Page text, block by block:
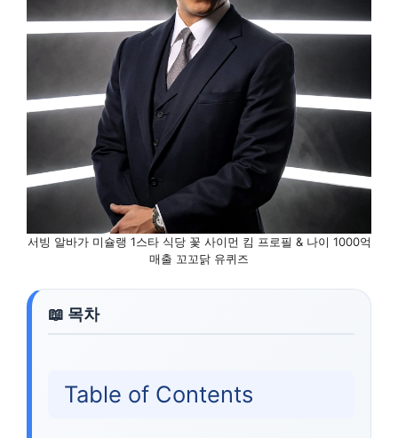
서빙 알바가 미슐랭 1스타 식당 꽃 사이먼 킴 프로필 & 나이 1000억
매출 꼬꼬닭 유퀴즈
Table of Contents